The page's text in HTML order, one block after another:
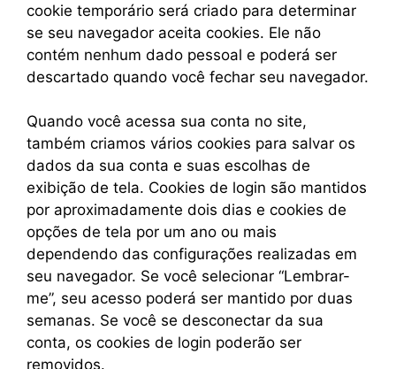
cookie temporário será criado para determinar
se seu navegador aceita cookies. Ele não
contém nenhum dado pessoal e poderá ser
descartado quando você fechar seu navegador.
Quando você acessa sua conta no site,
também criamos vários cookies para salvar os
dados da sua conta e suas escolhas de
exibição de tela. Cookies de login são mantidos
por aproximadamente dois dias e cookies de
opções de tela por um ano ou mais
dependendo das configurações realizadas em
seu navegador. Se você selecionar “Lembrar-
me”, seu acesso poderá ser mantido por duas
semanas. Se você se desconectar da sua
conta, os cookies de login poderão ser
removidos.